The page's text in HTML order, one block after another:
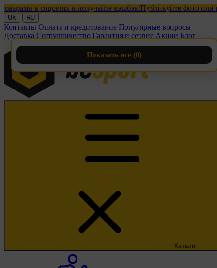
в соцсетях и получайте кэшбэк!Публикуйте фото или
UK RU
Контакты Оплата и кредитование Популярные вопросы
Доставка Сотрудничество Гарантия и сервис Акции Блог
Каталог
Показать все (0)